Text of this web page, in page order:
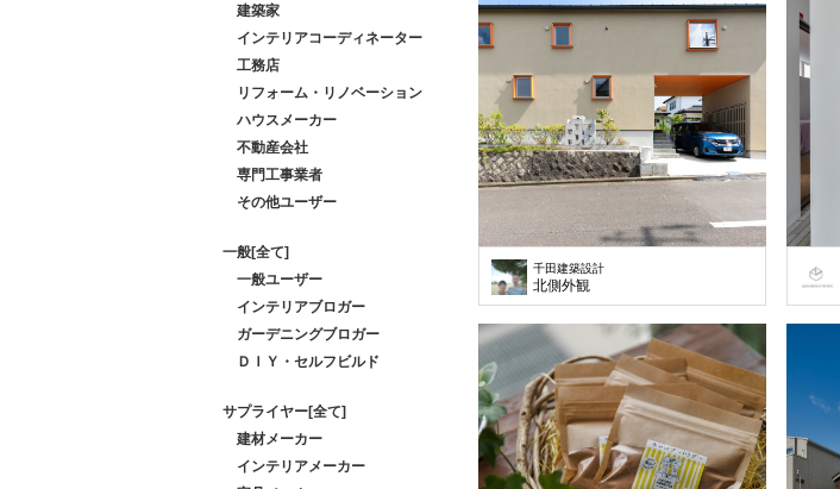
建築家
インテリアコーディネーター
工務店
リフォーム・リノベーション
ハウスメーカー
不動産会社
専門工事業者
その他ユーザー
一般[全て]
一般ユーザー
インテリアブロガー
ガーデニングブロガー
ＤＩＹ・セルフビルド
サプライヤー[全て]
建材メーカー
インテリアメーカー
千田建築設計
北側外観